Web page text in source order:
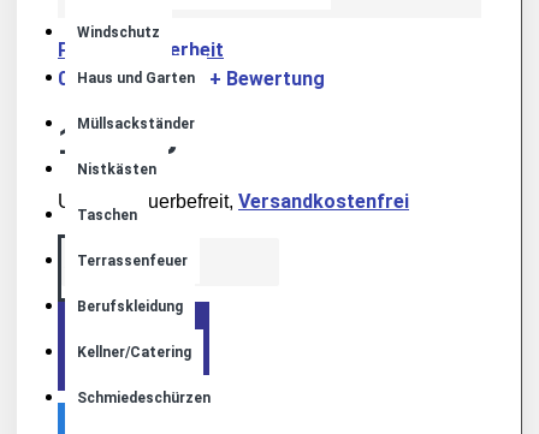
Windschutz
Haus und Garten
Müllsackständer
Nistkästen
Taschen
Terrassenfeuer
Berufskleidung
Kellner/Catering
Schmiedeschürzen
Produktsicherheit
0 Bewertungen
+ Bewertung
15,00€
Umsatzsteuerbefreit, Versandkostenfrei